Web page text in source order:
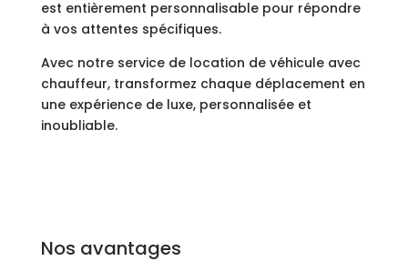
est entièrement personnalisable pour répondre
à vos attentes spécifiques.
Avec notre service de location de véhicule avec
chauffeur, transformez chaque déplacement en
une expérience de luxe, personnalisée et
inoubliable.
Nos avantages